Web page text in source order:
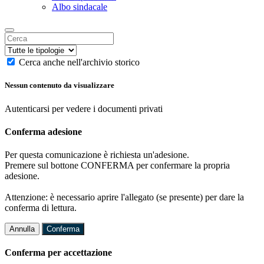
Albo sindacale
Cerca anche nell'archivio storico
Nessun contenuto da visualizzare
Autenticarsi per vedere i documenti privati
Conferma adesione
Per questa comunicazione è richiesta un'adesione.
Premere sul bottone CONFERMA per confermare la propria
adesione.
Attenzione: è necessario aprire l'allegato (se presente) per dare la
conferma di lettura.
Annulla Conferma
Conferma per accettazione